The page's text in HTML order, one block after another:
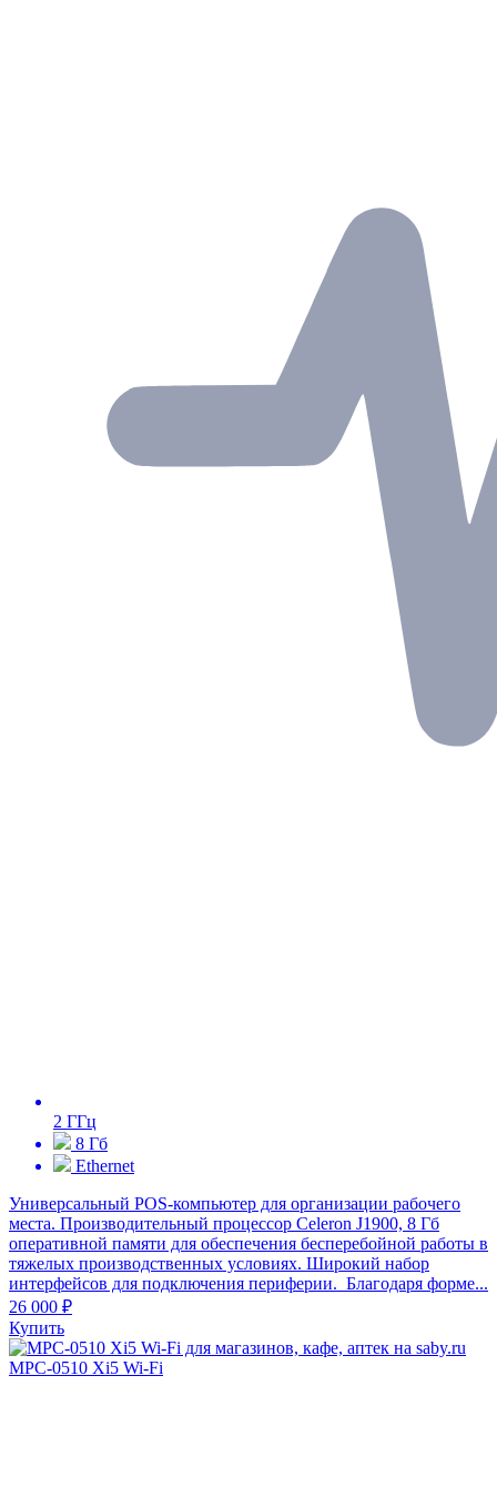
2 ГГц
8 Гб
Ethernet
Универсальный POS-компьютер для организации рабочего
места. Производительный процессор Celeron J1900, 8 Гб
оперативной памяти для обеспечения бесперебойной работы в
тяжелых производственных условиях. Широкий набор
интерфейсов для подключения периферии. Благодаря форме...
26 000 ₽
Купить
MPC-0510 Xi5 Wi-Fi